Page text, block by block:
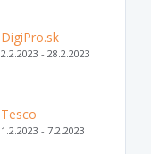
DigiPro.sk
2.2.2023 - 28.2.2023
Tesco
1.2.2023 - 7.2.2023